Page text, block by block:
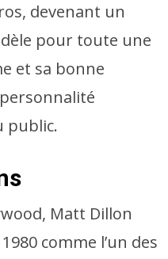
devenant un
pour toute une
et sa bonne
public.
Matt Dillon
comme l’un des